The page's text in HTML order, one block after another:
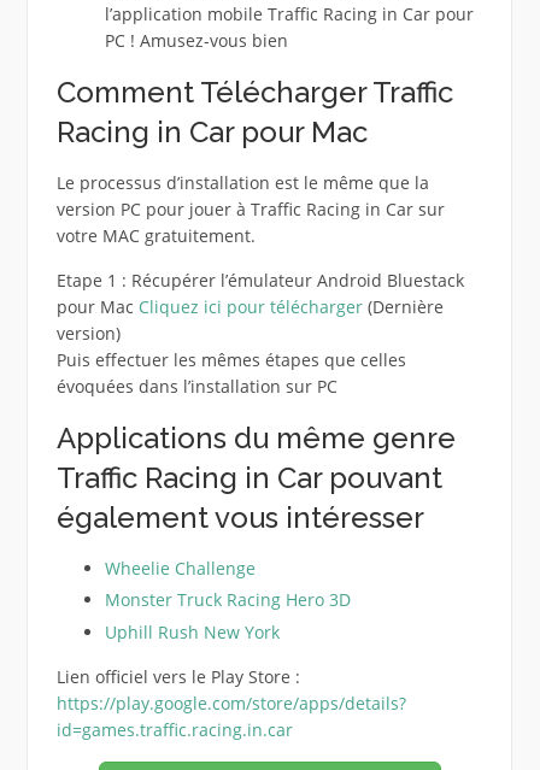
l’application mobile Traffic Racing in Car pour
PC ! Amusez-vous bien
Comment Télécharger Traffic
Racing in Car pour Mac
Le processus d’installation est le même que la
version PC pour jouer à Traffic Racing in Car sur
votre MAC gratuitement.
Etape 1 : Récupérer l’émulateur Android Bluestack
pour Mac Cliquez ici pour télécharger(Dernière
version)
Puis effectuer les mêmes étapes que celles
évoquées dans l’installation sur PC
Applications du même genre
Traffic Racing in Car pouvant
également vous intéresser
Wheelie Challenge
Monster Truck Racing Hero 3D
Uphill Rush New York
Lien officiel vers le Play Store :
https://play.google.com/store/apps/details?
id=games.traffic.racing.in.car